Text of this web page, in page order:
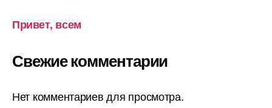
Привет, всем
Свежие комментарии
Нет комментариев для просмотра.